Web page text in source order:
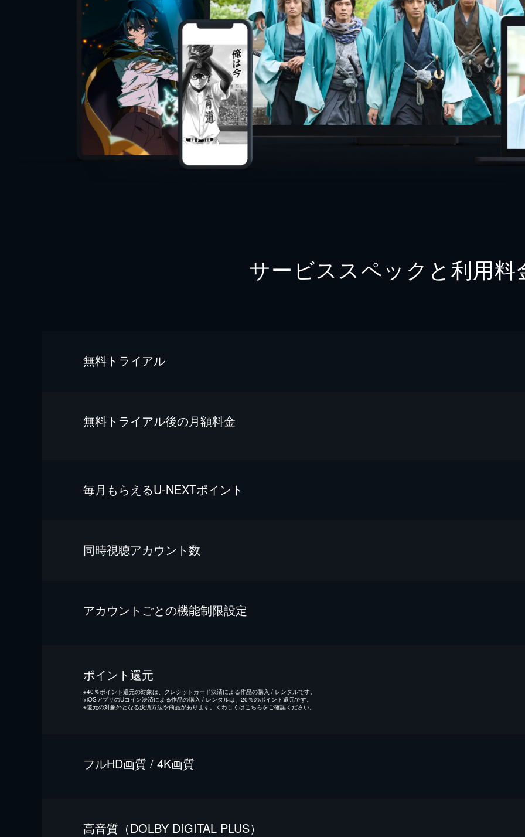
サービススペックと利用料
無料トライアル
無料トライアル後の⽉額料金
毎⽉もらえるU-NEXTポイント
同時視聴アカウント数
アカウントごとの機能制限設定
ポイント還元
※40％ポイント還元の対象は、クレジットカード決済による作品の購入 / レンタルです。
※iOSアプリのUコイン決済による作品の購入 / レンタルは、20％のポイント還元です。
※還元の対象外となる決済方法や商品があります。くわしくは こちらをご確認ください。
フルHD画質 / 4K画質
⾼⾳質（DOLBY DIGITAL PLUS）